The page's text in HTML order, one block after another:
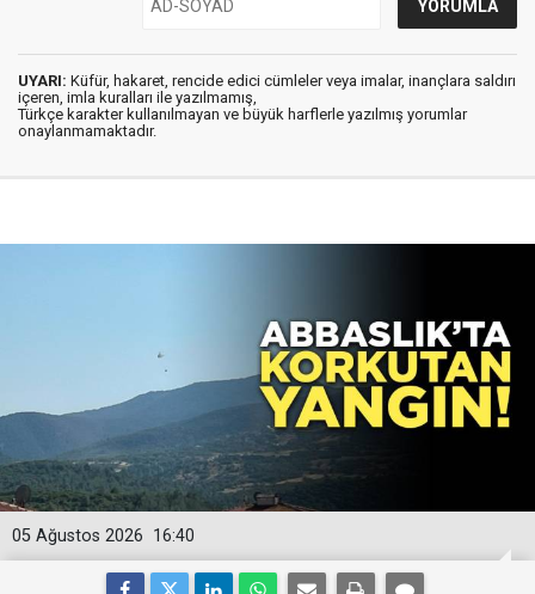
UYARI: Küfür, hakaret, rencide edici cümleler veya imalar, inançlara saldırı
içeren, imla kuralları ile yazılmamış,
Türkçe karakter kullanılmayan ve büyük harflerle yazılmış yorumlar
onaylanmamaktadır.
16:40
05 Ağustos 2026